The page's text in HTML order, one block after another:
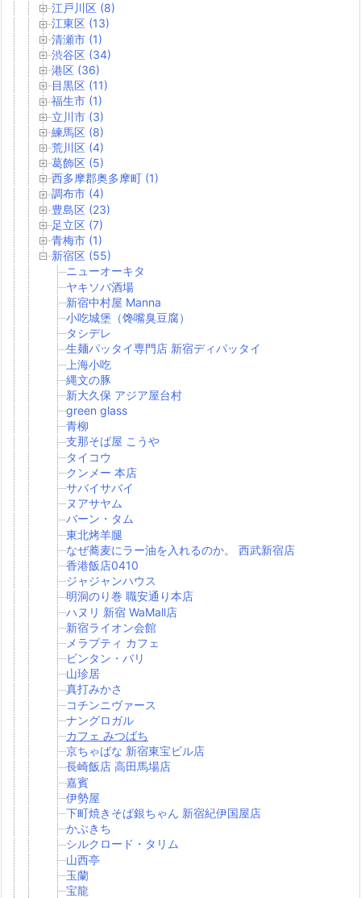
江戸川区 (8)
江東区 (13)
清瀬市 (1)
渋谷区 (34)
港区 (36)
目黒区 (11)
福生市 (1)
立川市 (3)
練馬区 (8)
荒川区 (4)
葛飾区 (5)
西多摩郡奥多摩町 (1)
調布市 (4)
豊島区 (23)
足立区 (7)
青梅市 (1)
新宿区 (55)
ニューオーキタ
ヤキソバ酒場
新宿中村屋 Manna
小吃城堡（馋嘴臭豆腐）
タシデレ
生麺パッタイ専門店 新宿ディパッタイ
上海小吃
縄文の豚
新大久保 アジア屋台村
green glass
青柳
支那そば屋 こうや
タイコウ
クンメー 本店
サバイサバイ
ヌアサヤム
バーン・タム
東北烤羊腿
なぜ蕎麦にラー油を入れるのか。 西武新宿店
香港飯店0410
ジャジャンハウス
明洞のり巻 職安通り本店
ハヌリ 新宿 WaMall店
新宿ライオン会館
メラプティ カフェ
ビンタン・バリ
山珍居
真打みかさ
コチンニヴァース
ナングロガル
カフェ みつばち
京ちゃばな 新宿東宝ビル店
長崎飯店 高田馬場店
嘉賓
伊勢屋
下町焼きそば銀ちゃん 新宿紀伊国屋店
かぶきち
シルクロード・タリム
山西亭
玉蘭
宝龍